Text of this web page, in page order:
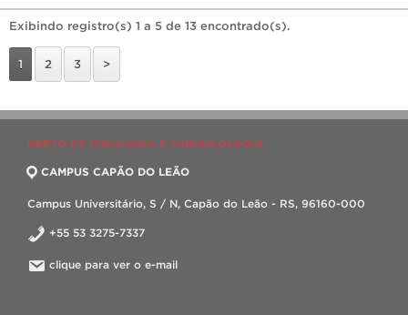
Exibindo registro(s) 1 a 5 de 13 encontrado(s).
1 2 3 >
DEPTO DE FISIOLOGIA E FARMACOLOGIA
CAMPUS CAPÃO DO LEÃO
Campus Universitário, S / N, Capão do Leão - RS, 96160-000
+55 53 3275-7337
clique para ver o e-mail